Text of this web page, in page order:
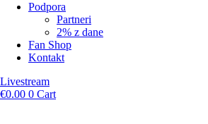
Podpora
Partneri
2% z dane
Fan Shop
Kontakt
Livestream
€0.00 0 Cart